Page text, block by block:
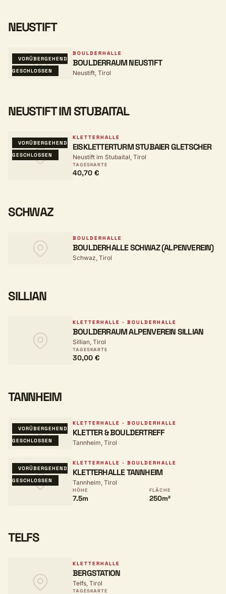
NEUSTIFT
VORÜBERGEHEND
GESCHLOSSEN
BOULDERHALLE
BOULDERRAUM NEUSTIFT
Neustift, Tirol
NEUSTIFT IM STUBAITAL
VORÜBERGEHEND
GESCHLOSSEN
KLETTERHALLE
EISKLETTERTURM STUBAIER GLETSCHER
Neustift im Stubaital, Tirol
TAGESKARTE
40,70 €
SCHWAZ
BOULDERHALLE
BOULDERHALLE SCHWAZ (ALPENVEREIN)
Schwaz, Tirol
SILLIAN
KLETTERHALLE · BOULDERHALLE
BOULDERRAUM ALPENVEREIN SILLIAN
Sillian, Tirol
TAGESKARTE
30,00 €
TANNHEIM
VORÜBERGEHEND
GESCHLOSSEN
KLETTERHALLE · BOULDERHALLE
KLETTER & BOULDERTREFF
Tannheim, Tirol
VORÜBERGEHEND
GESCHLOSSEN
KLETTERHALLE · BOULDERHALLE
KLETTERHALLE TANNHEIM
Tannheim, Tirol
HÖHE
7.5m
FLÄCHE
250m²
TELFS
KLETTERHALLE
BERGSTATION
Telfs, Tirol
TAGESKARTE